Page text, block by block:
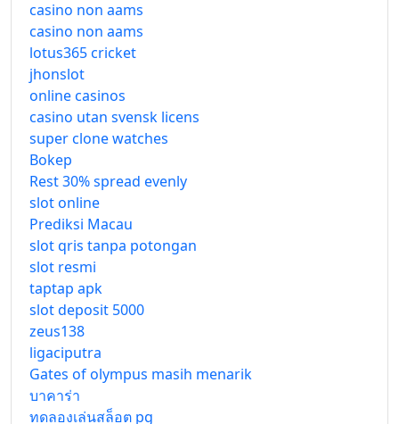
casino non aams
casino non aams
lotus365 cricket
jhonslot
online casinos
casino utan svensk licens
super clone watches
Bokep
Rest 30% spread evenly
slot online
Prediksi Macau
slot qris tanpa potongan
slot resmi
taptap apk
slot deposit 5000
zeus138
ligaciputra
Gates of olympus masih menarik
บาคาร่า
ทดลองเล่นสล็อต pg